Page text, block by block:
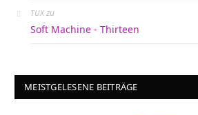
TUX zu
Soft Machine - Thirteen
MEISTGELESENE BEITRÄGE